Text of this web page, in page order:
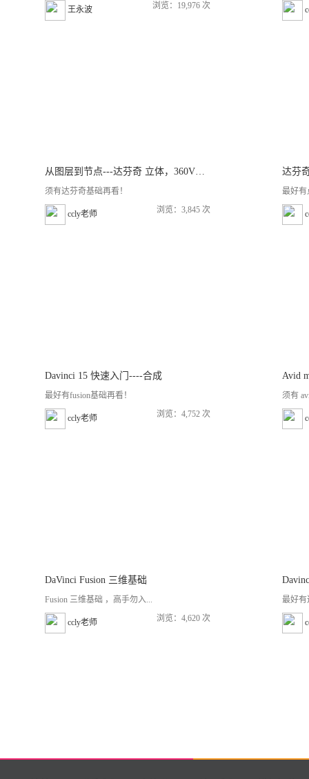
王永波 浏览：19,976 次
从图层到节点---达芬奇 立体，360VR流程
须有达芬奇基础再看！
ccly老师 浏览：3,845 次
达芬
最好有
Davinci 15 快速入门----合成
最好有fusion基础再看！
ccly老师 浏览：4,752 次
Avid
须有
DaVinci Fusion 三维基础
Fusion 三维基础 ，高手勿入...
ccly老师 浏览：4,620 次
最好有